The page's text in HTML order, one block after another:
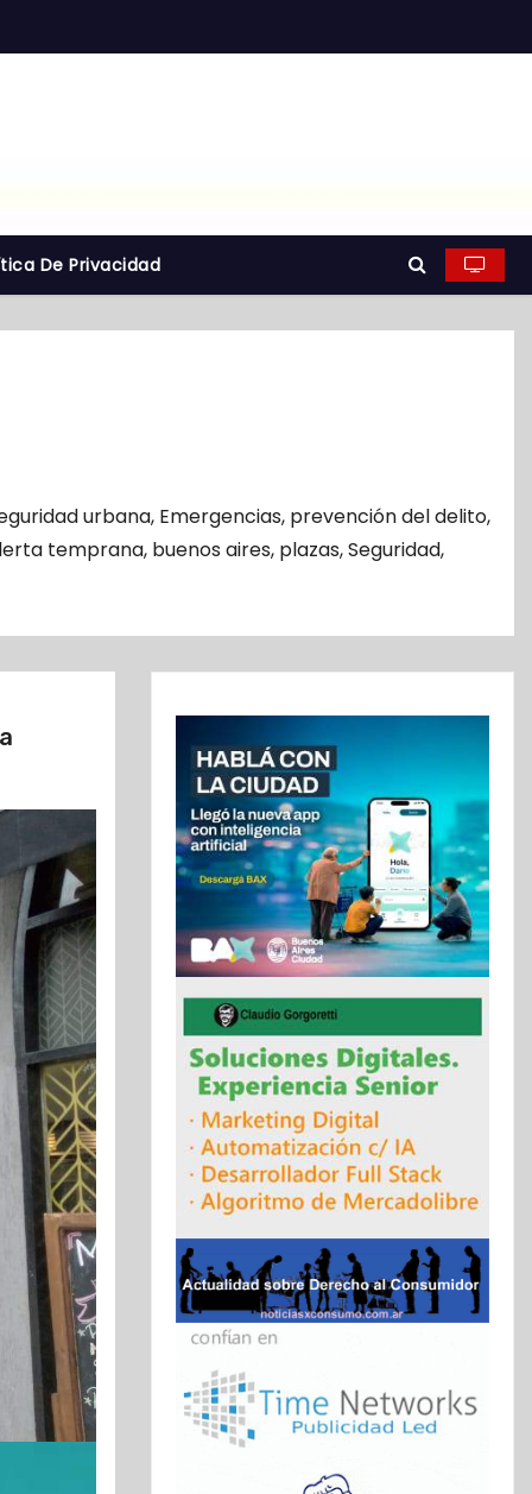
De Privacidad
urbana, Emergencias, prevención del delito,
temprana, buenos aires, plazas,Seguridad,